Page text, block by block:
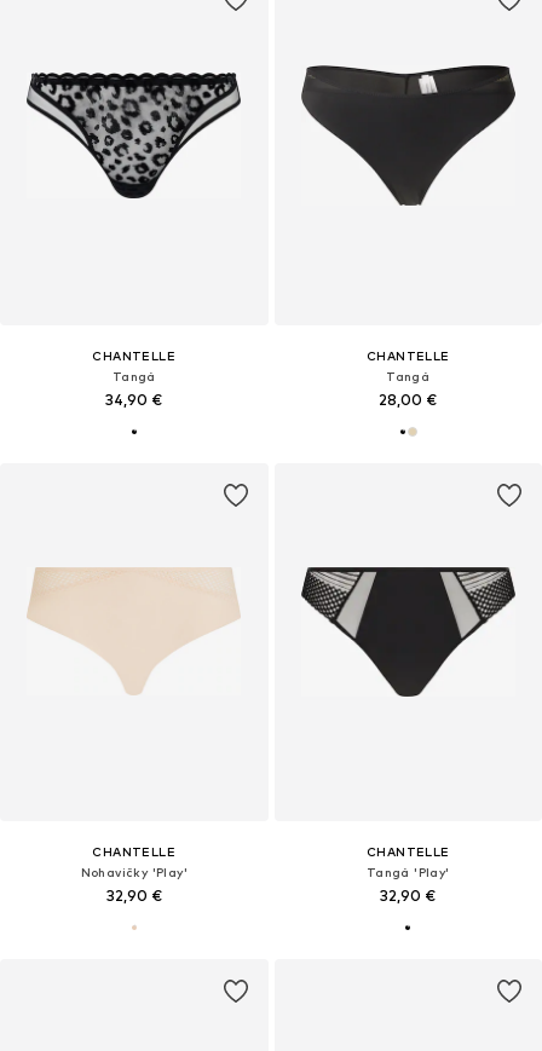
CHANTELLE
Tangá
34,90 €
CHANTELLE
Tangá
28,00 €
CHANTELLE
Nohavičky 'Play'
32,90 €
CHANTELLE
Tangá 'Play'
32,90 €